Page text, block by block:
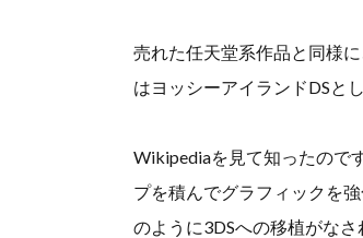
売れた任天堂系作品と同様
はヨッシーアイランドDSと
Wikipediaを見て知ったので
プを積んでグラフィックを
のように3DSへの移植がな